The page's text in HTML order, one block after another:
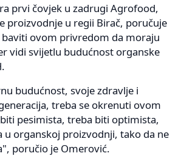
prvi čovjek u zadrugi Agrofood,
proizvodnje u regii Birač, poručuje
baviti ovom privredom da moraju
vidi svijetlu budućnost organske
budućnost, svoje zdravlje i
treba se okrenuti ovom
pesimista, treba biti optimista,
u organskoj proizvodnji, tako da ne
poručio je Omerović.